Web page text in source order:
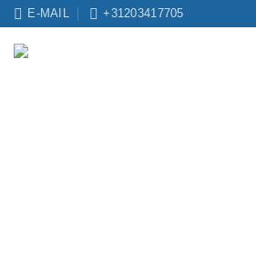
Ga
inhoud
E-MAIL +31203417705